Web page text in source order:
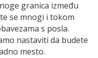
granica između
se mnogi i tokom
s posla.
nastaviti da budete
mesto.